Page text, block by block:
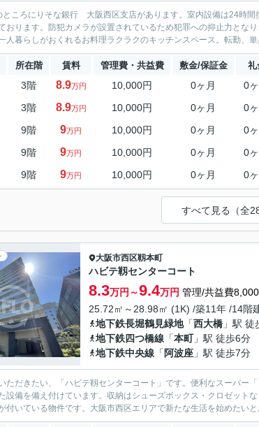
ところにりそな銀行 大阪西区支店があります。室内設備は24時
おります。防犯カメラが設置されているため犯罪への抑止力とな
人暮らしがおくれるお料理ラクラクのキッチンスペース。転勤、
所在階 賃料 管理費・共益費 敷金/保証金 礼
3階 8.9万円 10,000円 0ヶ月 0
3階 8.9万円 10,000円 0ヶ月 0
9階 9万円 10,000円 0ヶ月 0
9階 9万円 10,000円 0ヶ月 0
9階 9万円 10,000円 0ヶ月 0
すべて見る（全28
大阪市西区靱本町
ハビテ靱センターコート
8.3万円～9.4万円 管理/共益費
25.72㎡～28.98㎡ (1K) /築11年 /14階
地下鉄長堀鶴見緑地「西大橋 」駅 徒
地下鉄四つ橋線 「本町」駅 徒歩6分
地下鉄中央線 「 阿波座 」駅 徒歩7分
ただきたい、「ハビテ靱センターコート」です。便利なスーパー
設備を備え付けています。収納はシューズボックス・クロゼット
付いている物件です。大阪市西区エリアで新たな生活を始めたい